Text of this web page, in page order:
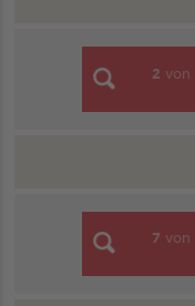
2 von
7 von